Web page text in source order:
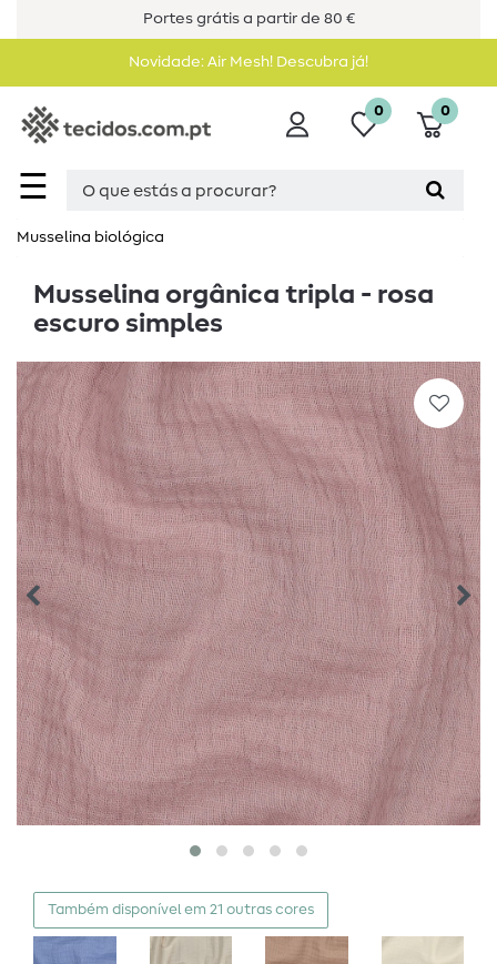
Portes grátis a partir de 80 €
Novidade: Air Mesh! Descubra já!
☰
0 0
Musselina biológica
Musselina orgânica tripla - rosa
escuro simples
Também disponível em 21 outras cores